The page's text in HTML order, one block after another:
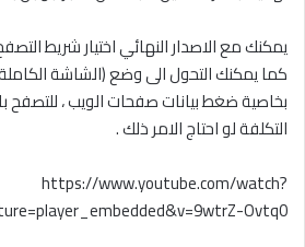
يمكنك مع الاصدار النهائي اختيار شريط
كما يمكنك التحول الى وضع (الشاشة
بخاصية ضغط بيانات صفحات الويب ،
التكلفة لو احتاج الامر ذلك .
https://www.youtube.com/watch?
Ovtq0